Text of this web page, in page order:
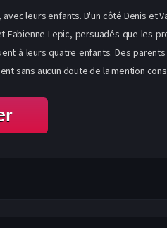
leurs enfants. D'un côté Denis et
Lepic, persuadés que les
à leurs quatre enfants. Des
sans aucun doute de la mention